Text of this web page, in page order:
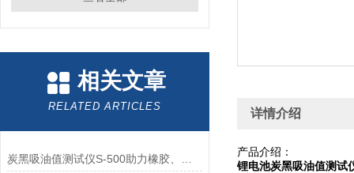
相关文章
RELATED ARTICLES
详情介绍
产品介绍：
锂电池炭黑吸油值测试